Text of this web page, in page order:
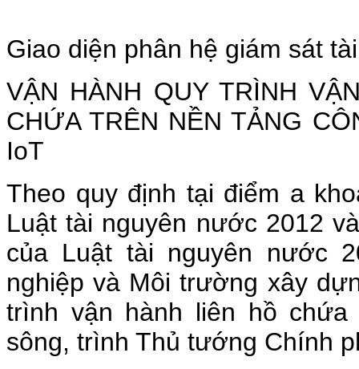
Giao diện phân hệ giám sát
VẬN HÀNH QUY TRÌNH
CHỨA TRÊN NỀN TẢNG
IoT
Theo quy định tại điểm a
Luật tài nguyên nước 2012
của Luật tài nguyên nước
nghiệp và Môi trường xây
trình vận hành liên hồ
sông, trình Thủ tướng Chính